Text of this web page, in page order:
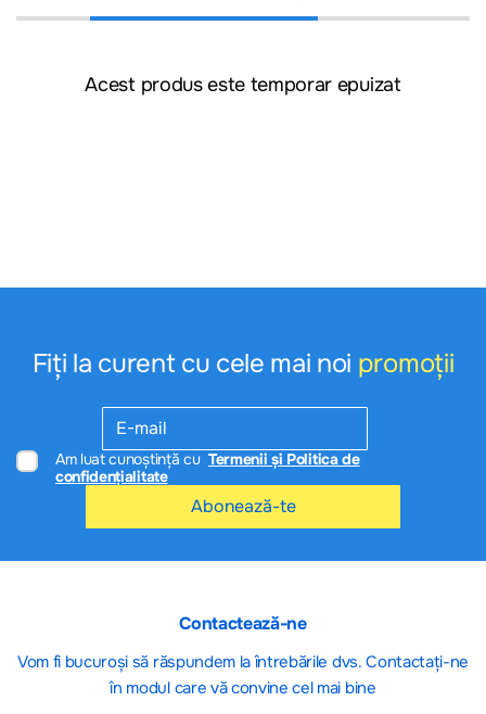
Acest produs este temporar epuizat
Fiți la curent cu cele mai noi promoții
Am luat cunoștință cu Termenii și Politica de
confidențialitate
Abonează-te
Contactează-ne
Vom fi bucuroși să răspundem la întrebările dvs. Contactați-ne
în modul care vă convine cel mai bine